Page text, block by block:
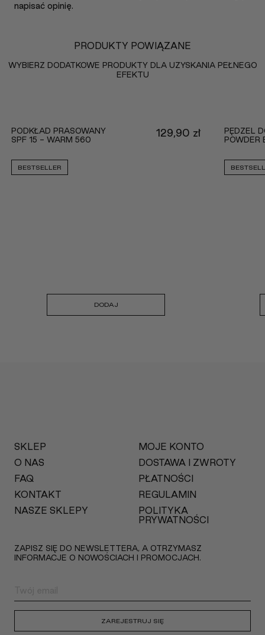
napisać opinię.
PRODUKTY POWIĄZANE
WYBIERZ DODATKOWE PRODUKTY DLA UZYSKANIA PEŁNEGO
EFEKTU
PODKŁAD PRASOWANY
SPF 15 - WARM 560
BESTSELLER
129,90 zł
DODAJ
PĘDZEL
POWDER
SKLEP
O NAS
FAQ
KONTAKT
NASZE SKLEPY
MOJE KONTO
DOSTAWA I ZWROTY
PŁATNOŚCI
REGULAMIN
POLITYKA
PRYWATNOŚCI
ZAPISZ SIĘ DO NEWSLETTERA, A OTRZYMASZ
INFORMACJE O NOWOŚCIACH I PROMOCJACH.
ZAREJESTRUJ SIĘ